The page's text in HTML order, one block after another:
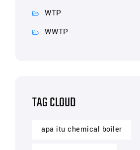
WTP
WWTP
TAG CLOUD
apa itu chemical boiler